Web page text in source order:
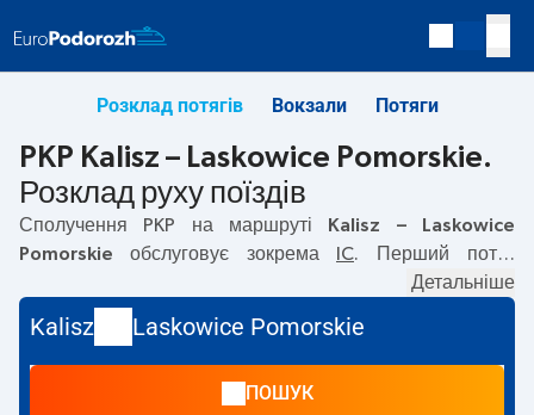
Розклад потягів Вокзали Потяги
PKP Kalisz – Laskowice Pomorskie.
Розклад руху поїздів
Сполучення PKP на маршруті
Kalisz – Laskowice
Pomorskie обслуговує зокрема IC. Перший потяг
Laskowice Pomorskie вирушає о 07:51. Наразі на
маршруті
Kalisz–Laskowice Pomorskieне курсують інші
потяги перевізника PKP Intercity. Потяг завершує
маршрут на станції Laskowice Pomorskie.
Детальніше
Kalisz Laskowice Pomorskie
ПОШУК